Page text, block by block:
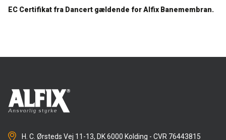
Trinlydsdæmpning
Kontakt
Pro Club
EC Certifikat fra Dancert gældende for Alfix Banemembran.
H. C. Ørsteds Vej 11-13, DK 6000 Kolding - CVR 76443815